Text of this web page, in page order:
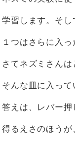
学習します。そし
１つはさらに入
さてネズミさん
そんな皿に入って
答えは、レバー
得るえさのほう